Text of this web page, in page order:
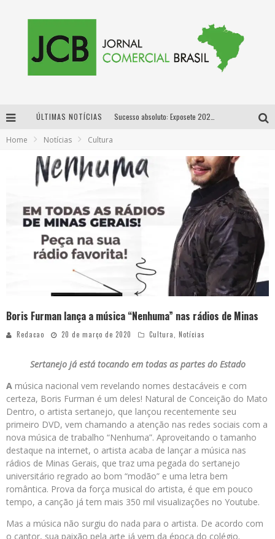
ÚLTIMAS NOTÍCIAS
Designer mineira lança jogo educativo sobre coleta seletiva na maior feira de jogos de tabuleiro da América Latina
Home Notícias Cultura
Boris Furman lança a música “Nenhuma” nas rádios de Minas
Redacao 20 de março de 2020 Cultura, Notícias
Sertanejo já está tocando em todas as partes do Estado
A música nacional vem revelando nomes destacáveis e com
certeza, Boris Furman é um deles! Natural de Conceição do Mato
Dentro, o artista sertanejo, que lançou recentemente seu
primeiro DVD, vem chamando a atenção nas redes sociais com a
nova música de trabalho “Nenhuma”. Aproveitando o tamanho
destaque na internet, o artista acaba de lançar a música nas
rádios de Minas Gerais, que traz uma pegada do sertanejo
universitário regrado ao bom “modão” e uma letra bem
romântica. Prova da força musical do artista, é que em pouco
tempo, a canção já tem mais 350 mil visualizações no Youtube.
Mas a música não surgiu do nada para o artista. De acordo com
o cantor, sua paixão pela arte já vem da época do colégio.